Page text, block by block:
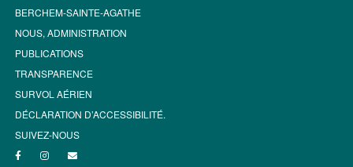
BERCHEM-SAINTE-AGATHE
NOUS, ADMINISTRATION
PUBLICATIONS
TRANSPARENCE
SURVOL AÉRIEN
DÉCLARATION D’ACCESSIBILITÉ.
SUIVEZ-NOUS